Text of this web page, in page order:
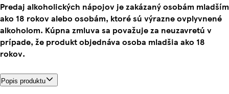
Predaj alkoholických nápojov je zakázaný osobám mladším
ako 18 rokov alebo osobám, ktoré sú výrazne ovplyvnené
alkoholom. Kúpna zmluva sa považuje za neuzavretú v
prípade, že produkt objednáva osoba mladšia ako 18
rokov.
Popis produktu